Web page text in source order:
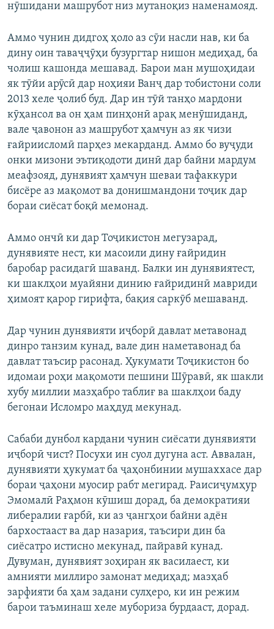
нӯшидани машрубот низ мутаноқиз наменамояд.
Аммо чунин дидгоҳ ҳоло аз сӯи насли нав, ки ба
дину оин таваҷҷӯҳи бузургтар нишон медиҳад, ба
чолиш кашонда мешавад. Барои ман мушоҳидаи
як тӯйи арӯсӣ дар ноҳияи Ванҷ дар тобистони соли
2013 хеле ҷолиб буд. Дар ин тӯй танҳо мардони
кӯҳансол ва он ҳам пинҳонӣ арақ менӯшиданд,
вале ҷавонон аз машрубот ҳамчун аз як чизи
ғайриисломӣ парҳез мекарданд. Аммо бо вуҷуди
онки мизони эътиқодоти динӣ дар байни мардум
меафзояд, дунявият ҳамчун шеваи тафаккури
бисёре аз мақомот ва донишмандони тоҷик дар
бораи сиёсат боқӣ мемонад.
Аммо ончӣ ки дар Тоҷикистон мегузарад,
дунявияте нест, ки масоили дину ғайридин
баробар расидагӣ шаванд. Балки ин дунявиятест,
ки шаклҳои муайяни динию ғайридинӣ мавриди
ҳимоят қарор гирифта, бақия саркӯб мешаванд.
Дар чунин дунявияти иҷборӣ давлат метавонад
динро танзим кунад, вале дин наметавонад ба
давлат таъсир расонад. Ҳукумати Тоҷикистон бо
идомаи роҳи мақомоти пешини Шӯравӣ, як шакли
хубу миллии мазҳабро таблиғ ва шаклҳои баду
бегонаи Исломро маҳдуд мекунад.
Сабаби дунбол кардани чунин сиёсати дунявияти
иҷборӣ чист? Посухи ин суол дугуна аст. Аввалан,
дунявияти ҳукумат ба ҷаҳонбинии мушаххасе дар
бораи ҷаҳони муосир рабт мегирад. Раисиҷумҳур
Эмомалӣ Раҳмон кӯшиш дорад, ба демократияи
либералии ғарбӣ, ки аз ҷангҳои байни адён
бархостааст ва дар назария, таъсири дин ба
сиёсатро истисно мекунад, пайравӣ кунад.
Дувуман, дунявият зоҳиран як василаест, ки
амнияти миллиро замонат медиҳад; мазҳаб
зарфияти ба ҳам задани сулҳеро, ки ин режим
барои таъминаш хеле мубориза бурдааст, дорад.